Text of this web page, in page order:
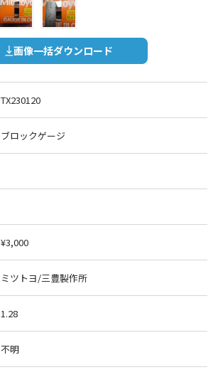
画像一括ダウンロード
TX230120
ブロックゲージ
¥3,000
ミツトヨ/三豊製作所
1.28
不明